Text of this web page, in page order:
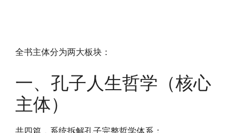
全书主体分为两大板块：
一、孔子人生哲学（核心
主体）
共四篇，系统拆解孔子完整哲学体系：